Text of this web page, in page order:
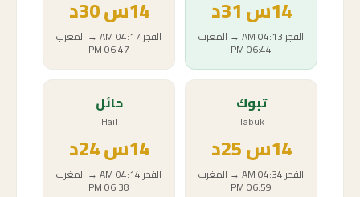
14س
الفجر04:13 AM
→ المغرب
06:44 PM
14س30د
الفجر04:17 AM
→ المغرب
06:47 PM
تبوك
Tabuk
14س
الفجر04:34 AM
→ المغرب
06:59 PM
حائل
Hail
14س24د
الفجر04:14 AM
→ المغرب
06:38 PM